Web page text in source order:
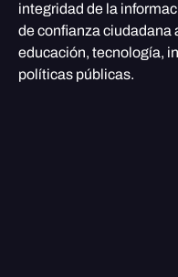
integridad de la
de confianza ciudadana
educación, tecnología,
políticas públicas.